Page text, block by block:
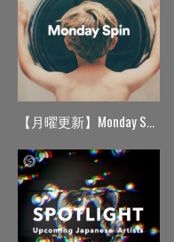
【月曜更新】Monday Spin